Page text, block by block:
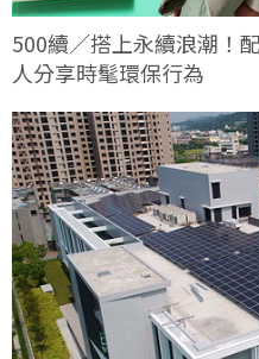
500續／搭上永續浪潮！
人分享時髦環保行為